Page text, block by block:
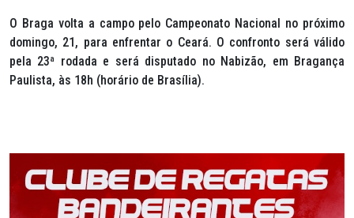
O Braga volta a campo pelo Campeonato Nacional no próximo
domingo, 21, para enfrentar o Ceará. O confronto será válido
pela 23ª rodada e será disputado no Nabizão, em Bragança
Paulista, às 18h (horário de Brasília).